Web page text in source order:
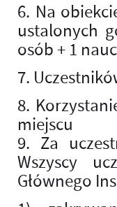
6. Na
ustalonych
osób + 1
7.
8.
miejscu
9. Za
Wszyscy
Głównego